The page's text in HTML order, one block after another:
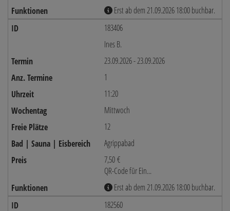
Erst ab dem 21.09.2026 18:00 buchbar.
183406
Ines B.
23.09.2026 - 23.09.2026
1
11:20
Mittwoch
12
Agrippabad
7,50 €
QR-Code für Ein...
Erst ab dem 21.09.2026 18:00 buchbar.
182560